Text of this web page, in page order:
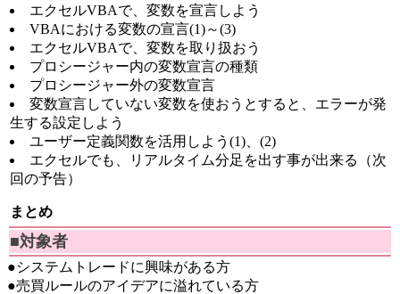
エクセルVBAで、変数を宣言しよう
VBAにおける変数の宣言(1)～(3)
エクセルVBAで、変数を取り扱おう
プロシージャー内の変数宣言の種類
プロシージャー外の変数宣言
変数宣言していない変数を使おうとすると、エラーが発
生する設定しよう
ユーザー定義関数を活用しよう(1)、(2)
エクセルでも、リアルタイム分足を出す事が出来る（次
回の予告）
まとめ
■対象者
●システムトレードに興味がある方
●売買ルールのアイデアに溢れている方